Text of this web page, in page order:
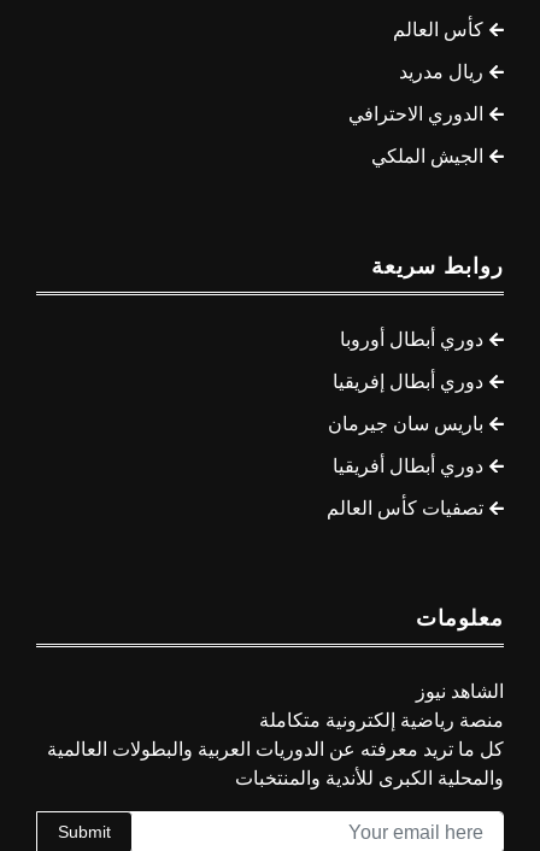
كأس العالم
ريال مدريد
الدوري الاحترافي
الجيش الملكي
روابط سريعة
دوري أبطال أوروبا
دوري أبطال إفريقيا
باريس سان جيرمان
دوري أبطال أفريقيا
تصفيات كأس العالم
معلومات
الشاهد نيوز
منصة رياضية إلكترونية متكاملة
كل ما تريد معرفته عن الدوريات العربية والبطولات العالمية
والمحلية الكبرى للأندية والمنتخبات
Submit